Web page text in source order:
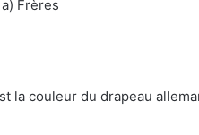
Frères
la couleur du drapeau